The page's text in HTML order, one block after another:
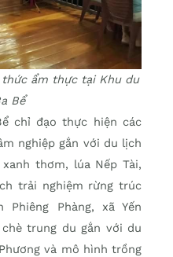
ẩm thực tại Khu du
Bể
chỉ đạo thực hiện các
nghiệp gắn với du lịch
thơm, lúa Nếp Tài,
trải nghiệm rừng trúc
Phàng, xã Yến
trung du gắn với du
và mô hình trồng